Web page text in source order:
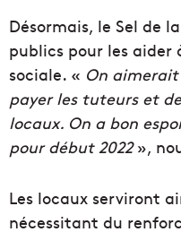
Désormais, le Sel de
publics pour les aider
sociale. « On aimerait
payer les tuteurs et
locaux. On a bon
pour début 2022»,
Les locaux serviront
nécessitant du